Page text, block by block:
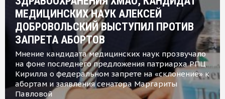
МЕДИЦИНСКИХ НАУК АЛЕКСЕЙ
ДОБРОВОЛЬСКИЙ ВЫСТУПИЛ ПРОТИВ
ЗАПРЕТА АБОРТОВ
Мнение кандидата медицинских наук прозвучало
на фоне последнего предложения патриарха РПЦ
Кирилла о федеральном запрете на «склонение» к
абортам и заявления сенатора Маргариты
Павловой